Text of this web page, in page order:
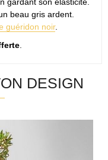
beau gris ardent.
guéridon noir.
.
DESIGN